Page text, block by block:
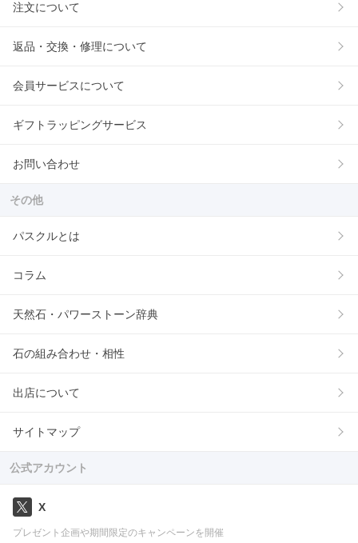
注文について
返品・交換・修理について
会員サービスについて
ギフトラッピングサービス
お問い合わせ
その他
パスクルとは
コラム
天然石・パワーストーン辞典
石の組み合わせ・相性
出店について
サイトマップ
公式アカウント
X
プレゼント企画や期間限定のキャンペーンを開催